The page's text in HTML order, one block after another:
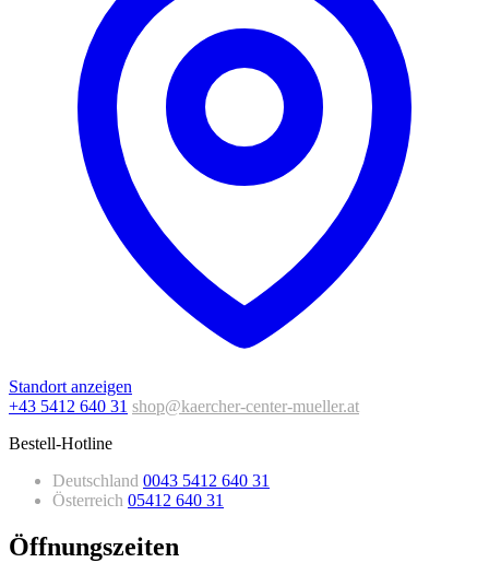
Standort anzeigen
+43 5412 640 31 shop@kaercher-center-mueller.at
Bestell-Hotline
Deutschland 0043 5412 640 31
Österreich 05412 640 31
Öffnungszeiten